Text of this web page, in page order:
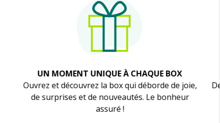
UN MOMENT UNIQUE À CHAQUE BOX
Ouvrez et découvrez la box qui déborde de joie,
de surprises et de nouveautés. Le bonheur
assuré !